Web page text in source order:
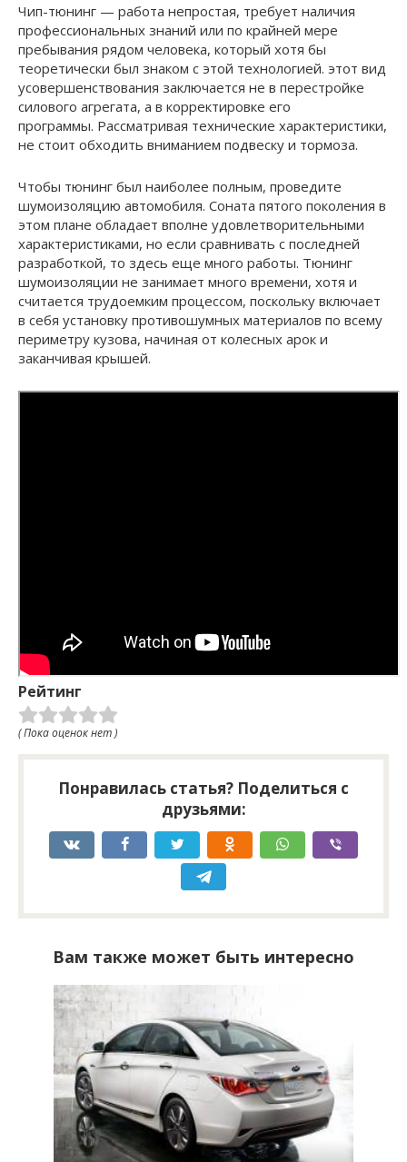
Чип-тюнинг — работа непростая, требует наличия
профессиональных знаний или по крайней мере
пребывания рядом человека, который хотя бы
теоретически был знаком с этой технологией. этот вид
усовершенствования заключается не в перестройке
силового агрегата, а в корректировке его
программы. Рассматривая технические характеристики,
не стоит обходить вниманием подвеску и тормоза.
Чтобы тюнинг был наиболее полным, проведите
шумоизоляцию автомобиля. Соната пятого поколения в
этом плане обладает вполне удовлетворительными
характеристиками, но если сравнивать с последней
разработкой, то здесь еще много работы. Тюнинг
шумоизоляции не занимает много времени, хотя и
считается трудоемким процессом, поскольку включает
в себя установку противошумных материалов по всему
периметру кузова, начиная от колесных арок и
заканчивая крышей.
Рейтинг
( Пока оценок нет )
Понравилась статья? Поделиться с
друзьями:
Вам также может быть интересно